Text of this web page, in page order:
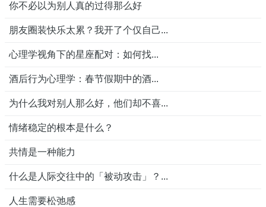
你不必以为别人真的过得那么好
朋友圈装快乐太累？我开了个仅自己...
心理学视角下的星座配对：如何找...
酒后行为心理学：春节假期中的酒...
为什么我对别人那么好，他们却不喜...
情绪稳定的根本是什么？
共情是一种能力
什么是人际交往中的「被动攻击」？...
人生需要松弛感